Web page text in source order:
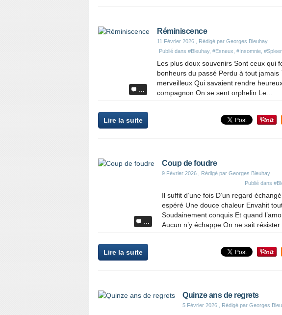
…
Réminiscence
11 Février 2026 , Rédigé par Georges Bleuhay
Publié dans #Bleuhay, #Esneux #Insomnie
Les plus doux souvenirs Sont ceux qui
bonheurs du passé Perdu à tout jamais
merveilleux Qui savaient rendre
compagnon On se sent orphelin Le...
Lire la suite
…
Coup de foudre
9 Février 2026 , Rédigé par Georges Bleuhay
Publié dans
Il suffit d’une fois D’un regard
espéré Une douce chaleur Envahit
Soudainement conquis Et quand
Aucun n’y échappe On ne sait résister
Lire la suite
Quinze ans de regrets
5 Février 2026 , Rédigé par Georges